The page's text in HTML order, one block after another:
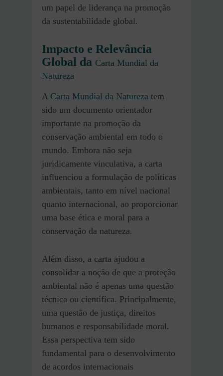
um papel de liderança na promoção
da sustentabilidade global.
Impacto e Relevância
Global da Carta Mundial da
Natureza
A Carta Mundial da Natureza tem
sido um documento orientador
importante na promoção da
conservação ambiental em todo o
mundo. Embora não seja
juridicamente vinculativa, a carta
influenciou a formulação de políticas
ambientais, tanto em nível nacional
quanto internacional, ao proporcionar
uma base ética e moral para a
conservação da natureza.
Além disso, a carta ajudou a
consolidar a noção de que a proteção
ambiental não é apenas uma questão
técnica ou científica. Principalmente,
uma questão de justiça, direitos
humanos e responsabilidade moral.
Essa perspectiva tem sido
fundamental para o desenvolvimento
de acordos internacionais